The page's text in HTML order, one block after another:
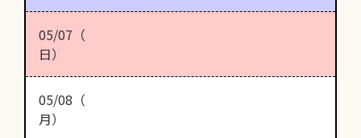
05/07（
日）
05/08（
月）